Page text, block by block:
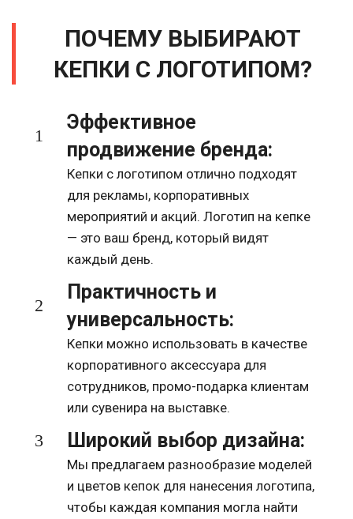
ПОЧЕМУ ВЫБИРАЮТ
КЕПКИ С ЛОГОТИПОМ?
Эффективное
продвижение бренда:
Кепки с логотипом отлично подходят
для рекламы, корпоративных
мероприятий и акций. Логотип на кепке
— это ваш бренд, который видят
каждый день.
Практичность и
универсальность:
Кепки можно использовать в качестве
корпоративного аксессуара для
сотрудников, промо-подарка клиентам
или сувенира на выставке.
Широкий выбор дизайна:
Мы предлагаем разнообразие моделей
и цветов кепок для нанесения логотипа,
чтобы каждая компания могла найти